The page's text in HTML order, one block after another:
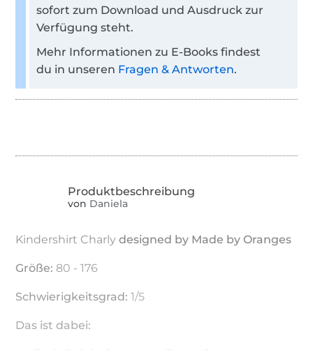
sofort zum Download und Ausdruck zur
Verfügung steht.
Mehr Informationen zu E-Books findest
du in unseren Fragen & Antworten.
von Daniela
Kindershirt Charlydesigned by Made by Oranges
Größe: 80 - 176
Schwierigkeitsgrad: 1/5
Das ist dabei: